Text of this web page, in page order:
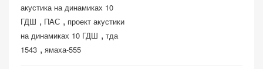
акустика на динамиках 10
ГДШ , ПАС , проект акустики
на динамиках 10 ГДШ , тда
1543 , ямаха-555